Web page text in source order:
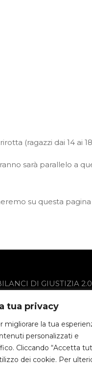
tua privacy
migliorare la tua
personalizzati e
Cliccando “Accetta
dei cookie. Per
(ragazzi dai 14 ai
sarà parallelo a
su questa
DI GIUSTIZIA 2.0